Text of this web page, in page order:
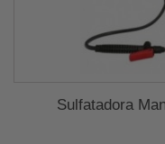
Sulfatadora